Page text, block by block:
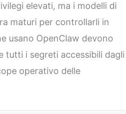
elevati, ma i modelli di
maturi per controllarli in
usano OpenClaw devono
tutti i segreti accessibili dagli
operativo delle